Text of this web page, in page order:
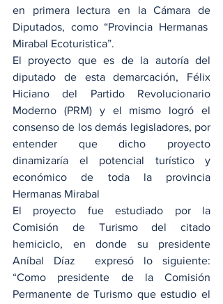
en primera lectura en la Cámara de
Diputados, como “Provincia Hermanas
Mirabal Ecoturistica”.
El proyecto que es de la autoría del
diputado de esta demarcación, Félix
Hiciano del Partido Revolucionario
Moderno (PRM) y el mismo logró el
consenso de los demás legisladores, por
entender que dicho proyecto
dinamizaría el potencial turístico y
económico de toda la provincia
Hermanas Mirabal
El proyecto fue estudiado por la
Comisión de Turismo del citado
hemiciclo, en donde su presidente
Aníbal Díaz  expresó lo siguiente:
“Como presidente de la Comisión
Permanente de Turismo que estudio el